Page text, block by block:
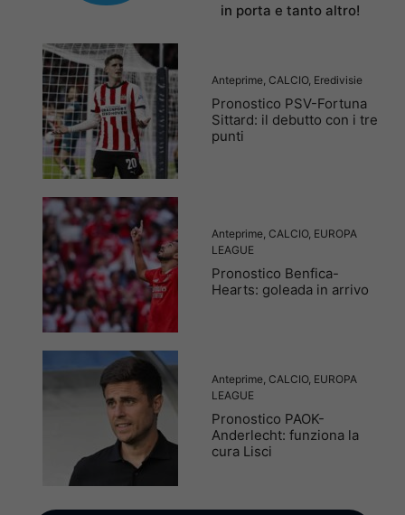
in porta e tanto altro!
Anteprime, CALCIO, Eredivisie
Pronostico PSV-Fortuna
Sittard: il debutto con i tre
punti
Anteprime, CALCIO, EUROPA
LEAGUE
Pronostico Benfica-
Hearts: goleada in arrivo
Anteprime, CALCIO, EUROPA
LEAGUE
Pronostico PAOK-
Anderlecht: funziona la
cura Lisci